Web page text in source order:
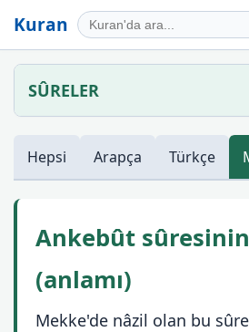
Kuran
SÛRELER
Hepsi Arapça Türkçe
Ankebût
(anlamı)
Mekke'de nâzil olan bu